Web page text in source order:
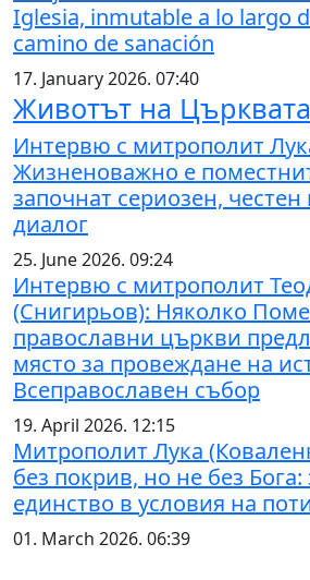
Iglesia, inmutable a lo largo
camino de sanación
17. January 2026. 07:40
Животът на Църквата
Интервю с митрополит
Жизненоважно е
започнат сериозен,
диалог
25. June 2026. 09:24
Интервю с митрополит
(Снигирьов): Няколко
православни църкви
място за провеждане на
Всеправославен събор
19. April 2026. 12:15
Митрополит Лука
без покрив, но не без Бога:
единство в условия на
01. March 2026. 06:39